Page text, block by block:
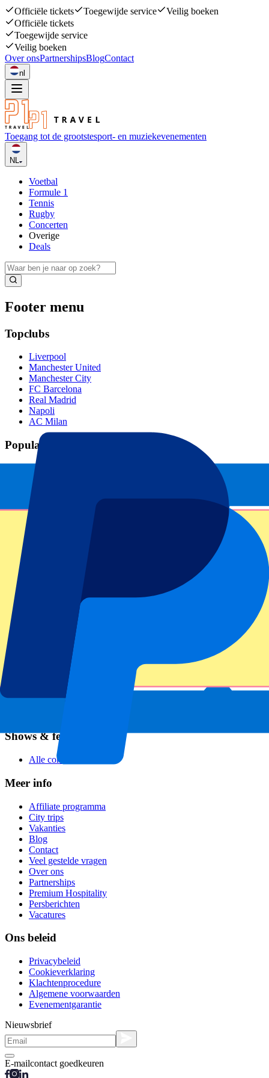
Officiële tickets Toegewijde service
Veilig boeken
Officiële tickets
Toegewijde service
Veilig boeken
Over onsPartnershipsBlogContact
nl
Toegang tot de grootstesport- en muziekevenementen
NL
Voetbal
Formule 1
Tennis
Rugby
Concerten
Overige
Deals
Footer menu
Topclubs
Liverpool
Manchester United
Manchester City
FC Barcelona
Real Madrid
Napoli
AC Milan
Populaire events
GP Spanje
GP Nederland
GP Italië
GP Singapore
Alle sporten
Voetbalcompetities
Champions League
Premier League
Shows & festivals
Alle concerten
Meer info
Affiliate programma
City trips
Vakanties
Blog
Contact
Veel gestelde vragen
Over ons
Partnerships
Premium Hospitality
Persberichten
Vacatures
Ons beleid
Privacybeleid
Cookieverklaring
Klachtenprocedure
Algemene voorwaarden
Evenementgarantie
Nieuwsbrief
E-mailcontact goedkeuren